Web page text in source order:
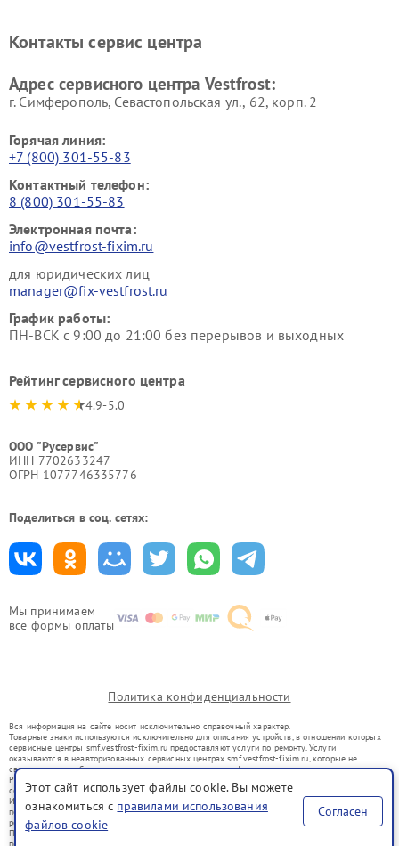
Мы принимаем
все формы оплаты
Vestfrost
Контакты сервис центра
Адрес сервисного центра Vestfrost:
г. Симферополь, Севастопольская ул., 62, корп. 2
Горячая линия:
+7 (800) 301-55-83
Контактный телефон:
8 (800) 301-55-83
Электронная почта:
info@vestfrost-fixim.ru
для юридических лиц
manager@fix-vestfrost.ru
График работы:
ПН-ВСК с 9:00 до 21:00 без перерывов и выходных
Рейтинг сервисного центра
4.9-5.0
ООО "Русервис"
ИНН 7702633247
ОГРН 1077746335776
Поделиться в соц. сетях:
Политика конфиденциальности
Вся информация на сайте носит исключительно справочный характер.
Товарные знаки используются исключительно для описания устройств, в отношении которых
сервисные центры smf.vestfrost-fixim.ru предоставляют услуги по ремонту. Услуги
оказываются в неавторизованных сервисных центрах smf.vestfrost-fixim.ru, которые не
связаны с правообладателями товарных знаков или их официальными представителями.
Ремонт осуществляется для устройств, уже введенных в гражданский оборот в соответствии
со статьей 1487 ГК РФ.
Использование товарных знаков не преследует цели индивидуализации услуг или введения
потребителей в заблуждение, а служит для информирования о предоставляемых услугах по
ремонту техники указанных брендов.
Представленная на сайте информация не является публичной офертой, определяемой
положениями Статьи 437(2) Гражданского кодекса РФ
Этот сайт использует файлы cookie. Вы можете
ознакомиться с правилами использования
файлов cookie
Согласен